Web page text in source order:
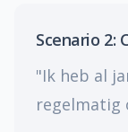
Scenario 2:
"Ik heb al
regelmatig